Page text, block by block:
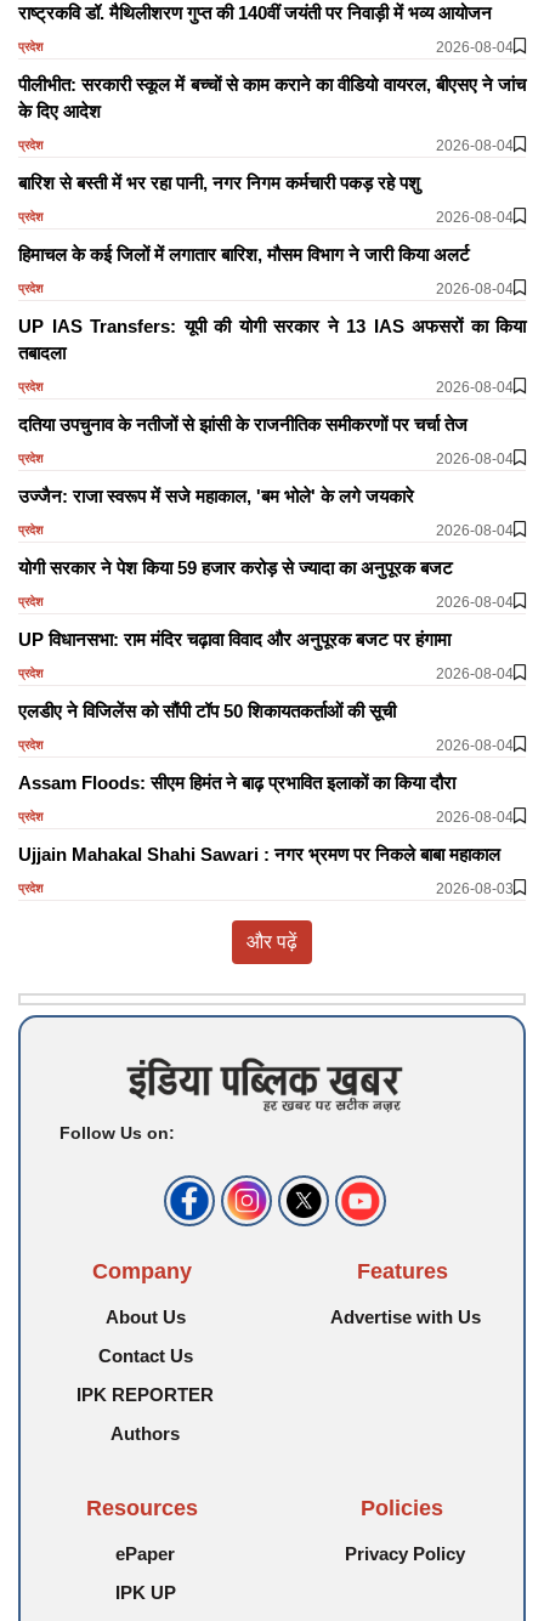
राष्ट्रकवि डॉ. मैथिलीशरण गुप्त की 140वीं जयंती पर निवाड़ी में भव्य आयोजन
प्रदेश 2026-08-04
पीलीभीत: सरकारी स्कूल में बच्चों से काम कराने का वीडियो वायरल, बीएसए ने जांच
के दिए आदेश
प्रदेश 2026-08-04
बारिश से बस्ती में भर रहा पानी, नगर निगम कर्मचारी पकड़ रहे पशु
प्रदेश 2026-08-04
हिमाचल के कई जिलों में लगातार बारिश, मौसम विभाग ने जारी किया अलर्ट
प्रदेश 2026-08-04
UP IAS Transfers: यूपी की योगी सरकार ने 13 IAS अफसरों का किया
तबादला
प्रदेश 2026-08-04
दतिया उपचुनाव के नतीजों से झांसी के राजनीतिक समीकरणों पर चर्चा तेज
प्रदेश 2026-08-04
उज्जैन: राजा स्वरूप में सजे महाकाल, 'बम भोले' के लगे जयकारे
प्रदेश 2026-08-04
योगी सरकार ने पेश किया 59 हजार करोड़ से ज्यादा का अनुपूरक बजट
प्रदेश 2026-08-04
UP विधानसभा: राम मंदिर चढ़ावा विवाद और अनुपूरक बजट पर हंगामा
प्रदेश 2026-08-04
एलडीए ने विजिलेंस को सौंपी टॉप 50 शिकायतकर्ताओं की सूची
प्रदेश 2026-08-04
Assam Floods: सीएम हिमंत ने बाढ़ प्रभावित इलाकों का किया दौरा
प्रदेश 2026-08-04
Ujjain Mahakal Shahi Sawari : नगर भ्रमण पर निकले बाबा महाकाल
प्रदेश 2026-08-03
और पढ़ें
Follow Us on:
Company
About Us
Contact Us
IPK REPORTER
Authors
Features
Advertise with Us
Resources
ePaper
IPK UP
Policies
Privacy Policy